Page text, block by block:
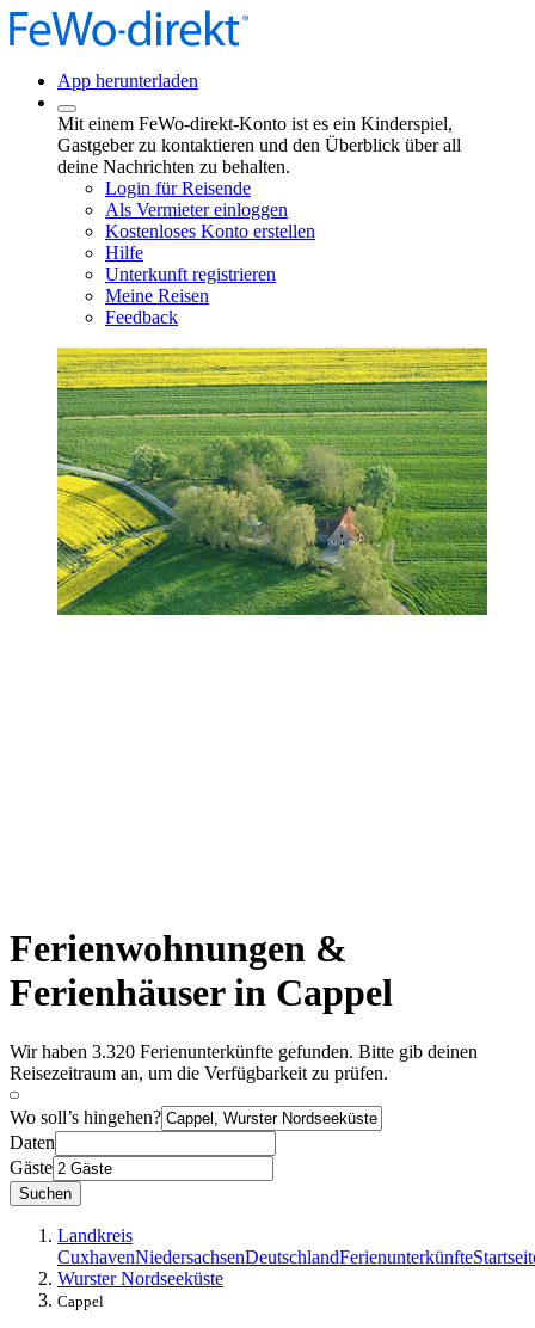
App herunterladen
Mit einem FeWo-direkt-Konto ist es ein Kinderspiel,
Gastgeber zu kontaktieren und den Überblick über all
deine Nachrichten zu behalten.
Login für Reisende
Als Vermieter einloggen
Kostenloses Konto erstellen
Hilfe
Unterkunft registrieren
Meine Reisen
Feedback
Ferienwohnungen &
Ferienhäuser in Cappel
Wir haben 3.320 Ferienunterkünfte gefunden. Bitte gib deinen
Reisezeitraum an, um die Verfügbarkeit zu prüfen.
Wo soll’s hingehen?
Daten
Gäste
Suchen
Landkreis
CuxhavenNiedersachsenDeutschlandFerienunterkünfte
Wurster Nordseeküste
Cappel